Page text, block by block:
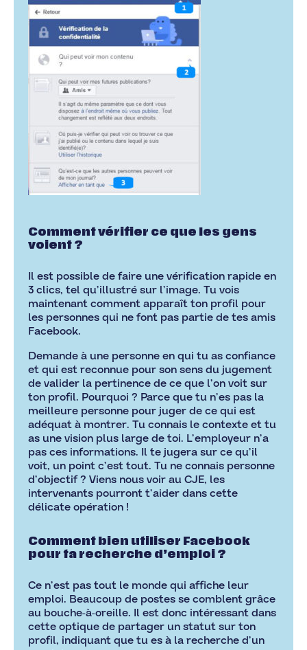
Comment vérifier ce que les gens
voient ?
Il est possible de faire une vérification rapide en
3 clics, tel qu’illustré sur l’image. Tu vois
maintenant comment apparaît ton profil pour
les personnes qui ne font pas partie de tes amis
Facebook.
Demande à une personne en qui tu as confiance
et qui est reconnue pour son sens du jugement
de valider la pertinence de ce que l’on voit sur
ton profil. Pourquoi ? Parce que tu n’es pas la
meilleure personne pour juger de ce qui est
adéquat à montrer. Tu connais le contexte et tu
as une vision plus large de toi. L’employeur n’a
pas ces informations. Il te jugera sur ce qu’il
voit, un point c’est tout. Tu ne connais personne
d’objectif ? Viens nous voir au CJE, les
intervenants pourront t’aider dans cette
délicate opération !
Comment bien utiliser Facebook
pour ta recherche d’emploi ?
Ce n’est pas tout le monde qui affiche leur
emploi. Beaucoup de postes se comblent grâce
au bouche-à-oreille. Il est donc intéressant dans
cette optique de partager un statut sur ton
profil, indiquant que tu es à la recherche d’un